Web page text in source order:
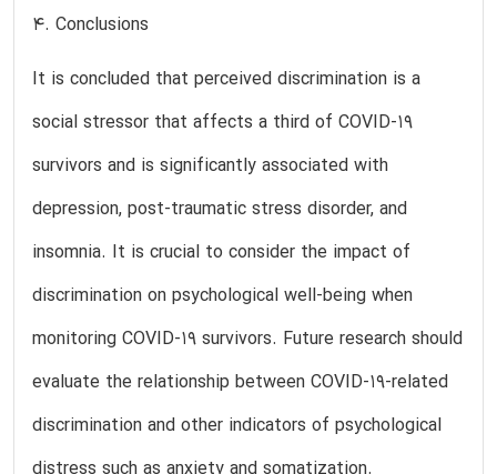
4. Conclusions
It is concluded that perceived discrimination is a
social stressor that affects a third of COVID-19
survivors and is significantly associated with
depression, post-traumatic stress disorder, and
insomnia. It is crucial to consider the impact of
discrimination on psychological well-being when
monitoring COVID-19 survivors. Future research should
evaluate the relationship between COVID-19-related
discrimination and other indicators of psychological